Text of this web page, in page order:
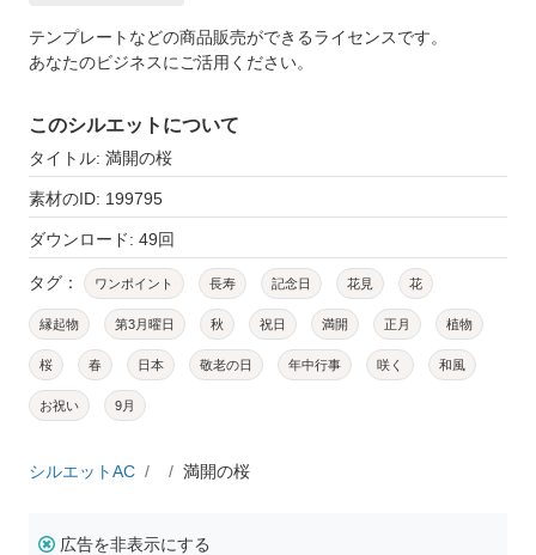
テンプレートなどの商品販売ができるライセンスです。
あなたのビジネスにご活用ください。
このシルエットについて
タイトル: 満開の桜
素材のID: 199795
ダウンロード: 49回
タグ： ワンポイント 長寿 記念日 花見 花
縁起物 第3月曜日 秋 祝日 満開 正月 植物
桜 春 日本 敬老の日 年中行事 咲く 和風
お祝い 9月
シルエットAC 満開の桜
広告を非表示にする